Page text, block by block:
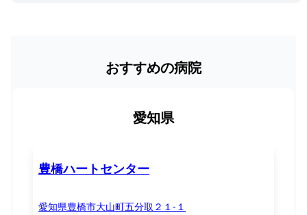
おすすめの病院
愛知県
豊橋ハートセンター
愛知県豊橋市大山町五分取２１-１